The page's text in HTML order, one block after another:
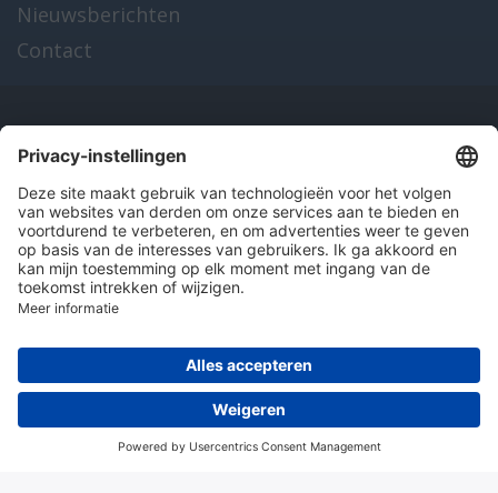
Nieuwsberichten
Contact
Onze producten
en diensten
Over Hitma
Algemene voorwaarden Disclaimer
Colofon
© 2026 Hitma B.V.